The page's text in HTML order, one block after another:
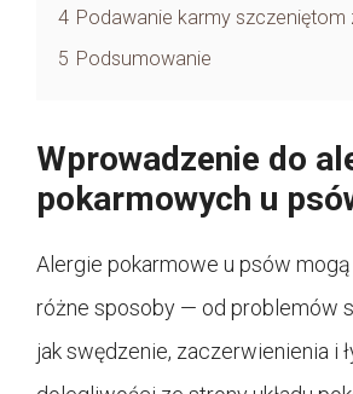
4 Podawanie karmy szczeniętom
5 Podsumowanie
Wprowadzenie do
pokarmowych u
Alergie pokarmowe u psów
różne sposoby — od problemów
jak swędzenie, zaczerwienienia i